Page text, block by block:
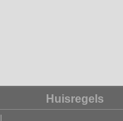
Huisregels